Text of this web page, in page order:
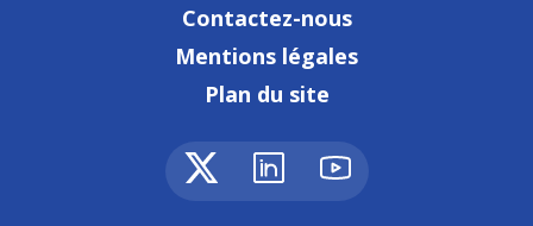
Contactez-nous
Mentions légales
Plan du site